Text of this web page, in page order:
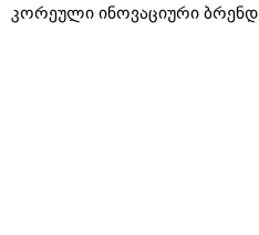
კორეული ინოვაციური ბრენდი